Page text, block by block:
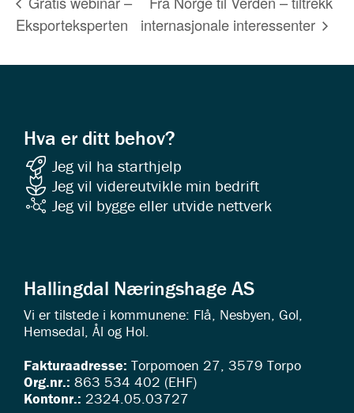
Eksporteksperten
internasjonale interessenter
Hva er ditt behov?
Jeg vil ha starthjelp
Jeg vil videreutvikle min bedrift
Jeg vil bygge eller utvide nettverk
Hallingdal Næringshage AS
Vi er tilstede i kommunene: Flå, Nesbyen, Gol,
Hemsedal, Ål og Hol.
Fakturaadresse: Torpomoen 27, 3579 Torpo
Org.nr.: 863 534 402 (EHF)
Kontonr.: 2324.05.03727